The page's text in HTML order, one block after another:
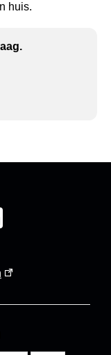
huis.